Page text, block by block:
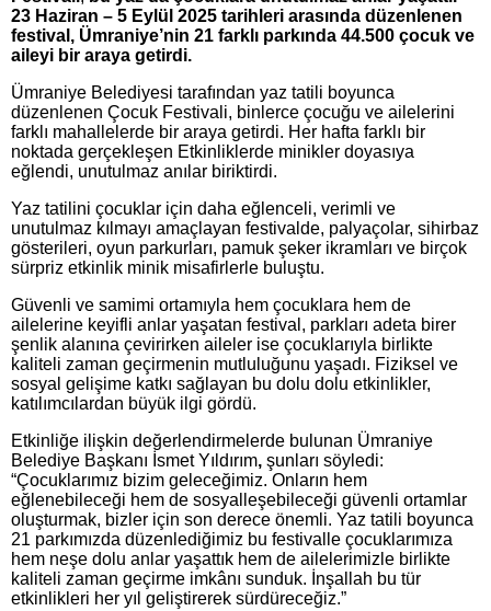
23 Haziran – 5 Eylül 2025 tarihleri arasında düzenlenen
festival, Ümraniye’nin 21 farklı parkında 44.500 çocuk ve
aileyi bir araya getirdi.
Ümraniye Belediyesi tarafından yaz tatili boyunca
düzenlenen Çocuk Festivali, binlerce çocuğu ve ailelerini
farklı mahallelerde bir araya getirdi. Her hafta farklı bir
noktada gerçekleşen Etkinliklerde minikler doyasıya
eğlendi, unutulmaz anılar biriktirdi.
Yaz tatilini çocuklar için daha eğlenceli, verimli ve
unutulmaz kılmayı amaçlayan festivalde, palyaçolar, sihirbaz
gösterileri, oyun parkurları, pamuk şeker ikramları ve birçok
sürpriz etkinlik minik misafirlerle buluştu.
Güvenli ve samimi ortamıyla hem çocuklara hem de
ailelerine keyifli anlar yaşatan festival, parkları adeta birer
şenlik alanına çevirirken aileler ise çocuklarıyla birlikte
kaliteli zaman geçirmenin mutluluğunu yaşadı. Fiziksel ve
sosyal gelişime katkı sağlayan bu dolu dolu etkinlikler,
katılımcılardan büyük ilgi gördü.
Etkinliğe ilişkin değerlendirmelerde bulunan Ümraniye
Belediye Başkanı İsmet Yıldırım, şunları söyledi:
“Çocuklarımız bizim geleceğimiz. Onların hem
eğlenebileceği hem de sosyalleşebileceği güvenli ortamlar
oluşturmak, bizler için son derece önemli. Yaz tatili boyunca
21 parkımızda düzenlediğimiz bu festivalle çocuklarımıza
hem neşe dolu anlar yaşattık hem de ailelerimizle birlikte
kaliteli zaman geçirme imkânı sunduk. İnşallah bu tür
etkinlikleri her yıl geliştirerek sürdüreceğiz.”